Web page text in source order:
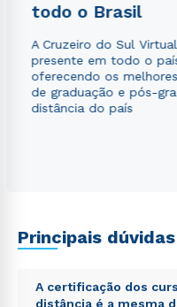
todo o Brasil
A Cruzeiro do Sul
presente em todo o
oferecendo os
de graduação e pós-
distância do país
Principais
A certificação dos
distância é a mesma